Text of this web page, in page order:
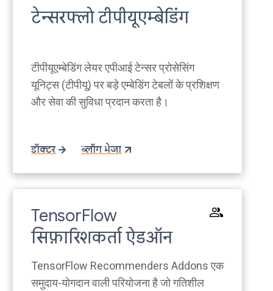
टेन्सरफ्लो टीपीयूएम्बेडिंग
टीपीयूएम्बेडिंग लेयर एपीआई टेन्सर प्रोसेसिंग
यूनिट्स (टीपीयू) पर बड़े एम्बेडिंग टेबलों के प्रशिक्षण
और सेवा की सुविधा प्रदान करता है।
डॉक्टर ब्लॉग भेजा
TensorFlow
सिफ़ारिशकर्ता ऐडऑन
TensorFlow Recommenders Addons एक
समुदाय-योगदान वाली परियोजना है जो गतिशील